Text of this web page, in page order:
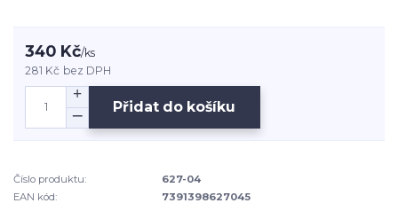
340 Kč/ks
281 Kč bez DPH
Přidat do košíku
Číslo produktu:
627-04
EAN kód:
7391398627045